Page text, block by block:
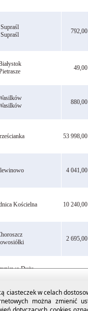
Supraśl
Supraśl
792,00
49,00
880,00
53 998,00
4 041,00
Kościelna 10 240,00
2 695,00
Duże
pierw 1 2 3 4 5 6 7 8
ciasteczek w celach
można zmienić